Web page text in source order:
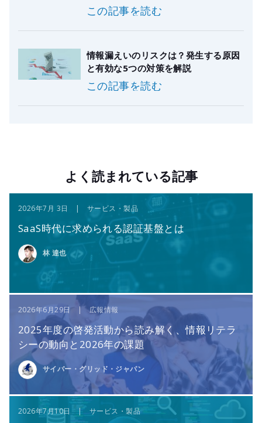
この記事を読む
情報漏えいのリスクは？発生する原因
と有効な5つの対策を解説
この記事を読む
よく読まれている記事
2026年7月 3日 | サービス・製品
SaaS時代に求められる認証基盤とは
林 達也
2026年6月29日 | 広報情報
2025年度の啓発活動から読み解く、情報リテラ
シーの動向と2026年の課題
サイバー・グリッド・ジャパン
2026年7月10日 | サービス・製品